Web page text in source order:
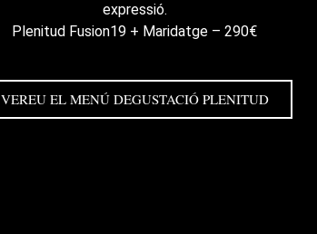
expressió.
Plenitud Fusion19 + Maridatge – 290€
VEREU EL MENÚ DEGUSTACIÓ PLENITUD